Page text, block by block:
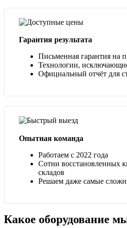
Гарантия результата
Письменная гарантия на
Технологии,
Официальный отчёт для
Опытная команда
Работаем с 2022 года
Сотни восстановленных
складов
Решаем даже самые
Какое оборудование